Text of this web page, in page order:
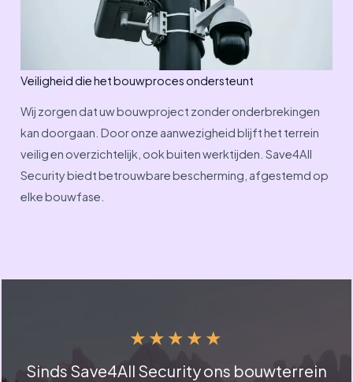
Veiligheid die het bouwproces ondersteunt
Wij zorgen dat uw bouwproject zonder onderbrekingen
kan doorgaan. Door onze aanwezigheid blijft het terrein
veilig en overzichtelijk, ook buiten werktijden. Save4All
Security biedt betrouwbare bescherming, afgestemd op
elke bouwfase.
★ ★ ★ ★ ★
Sinds Save4All Security ons bouwterrein